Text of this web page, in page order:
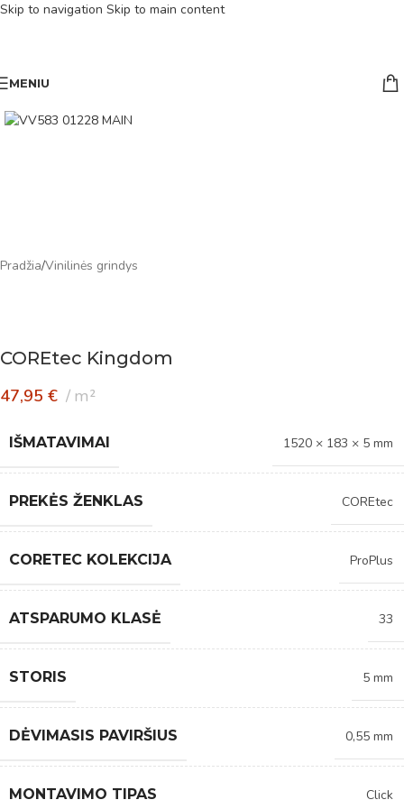
Skip to navigation Skip to main content
MENIU
Pradžia/Vinilinės grindys
COREtec Kingdom
47,95 € m²
IŠMATAVIMAI 1520 × 183 × 5 mm
PREKĖS ŽENKLAS COREtec
CORETEC KOLEKCIJA ProPlus
ATSPARUMO KLASĖ 33
STORIS 5 mm
DĖVIMASIS PAVIRŠIUS 0,55 mm
MONTAVIMO TIPAS Click